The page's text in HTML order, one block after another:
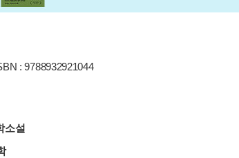
: 9788932921044
소설